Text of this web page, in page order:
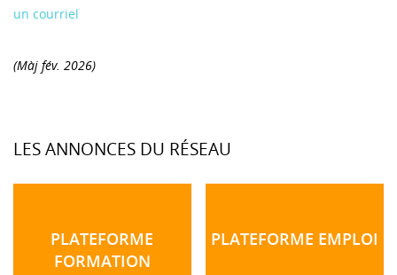
un courriel
(Màj fév. 2026)
LES ANNONCES DU RÉSEAU
PLATEFORME
FORMATION
PLATEFORME EMPLOI